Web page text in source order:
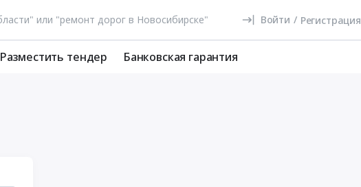
Войти / Регистрация
Разместить тендер Банковская гарантия